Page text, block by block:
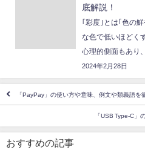
底解説！
｢彩度｣とは｢色の
な色で低いほどく
心理的側面もあり
2024年2月28日
「PayPay」の使い方や意味、例文や類義語を
「USB Type-C」
おすすめの記事